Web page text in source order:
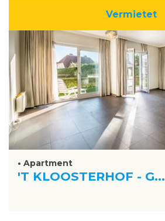
Vermietet
• Apartment
'T KLOOSTERHOF - G...